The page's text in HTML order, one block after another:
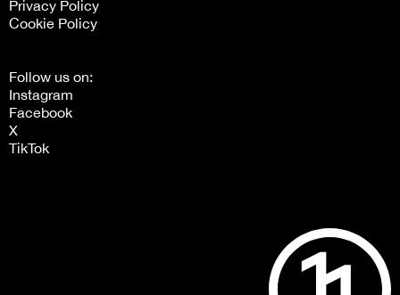
Privacy Policy
Cookie Policy
Follow us on:
Instagram
Facebook
X
TikTok